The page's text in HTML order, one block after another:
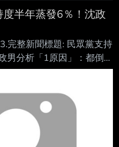
半年蒸發6％！沈政
完整新聞標題: 民眾黨支持
男分析「1原因」：都倒向
: 《美麗島民調》今日公
，與上月的43.9%相
黨今年1月至5月的支持
5%。沈政男分析，這與創
重刑有關，並推測支持者